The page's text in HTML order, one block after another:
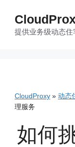
提供业务级动态
CloudProxy » 动态
理服务
如何